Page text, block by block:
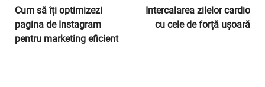
Cum să îți optimizezi
pagina de Instagram
pentru marketing eficient
Intercalarea zilelor cardio
cu cele de forță ușoară